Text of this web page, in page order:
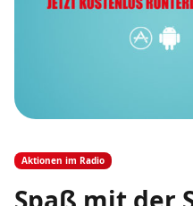
Aktionen im Radio